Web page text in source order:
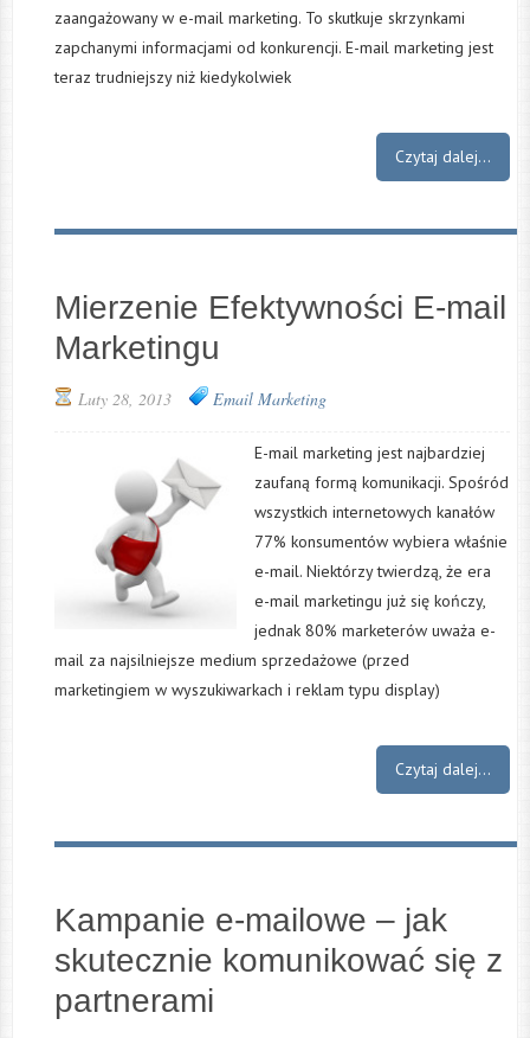
zaangażowany w e-mail marketing. To skutkuje skrzynkami
zapchanymi informacjami od konkurencji. E-mail marketing jest
teraz trudniejszy niż kiedykolwiek
Czytaj dalej...
Mierzenie Efektywności E-mail
Marketingu
Luty 28, 2013 Email Marketing
E-mail marketing jest najbardziej
zaufaną formą komunikacji. Spośród
wszystkich internetowych kanałów
77% konsumentów wybiera właśnie
e-mail. Niektórzy twierdzą, że era
e-mail marketingu już się kończy,
jednak 80% marketerów uważa e-
mail za najsilniejsze medium sprzedażowe (przed
marketingiem w wyszukiwarkach i reklam typu display)
Czytaj dalej...
Kampanie e-mailowe – jak
skutecznie komunikować się z
partnerami